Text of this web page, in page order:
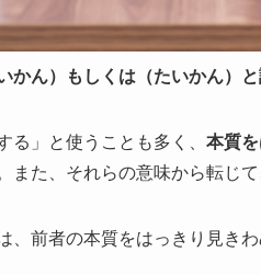
かん）もしくは（たいかん）と
る」と使うことも多く、 本質
また、それらの意味から転じ
、前者の本質をはっきり見き